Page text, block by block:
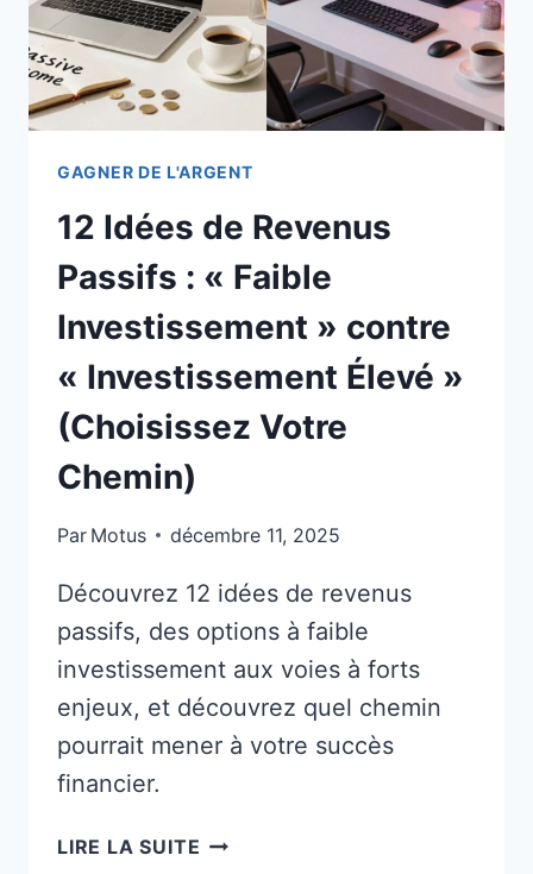
GAGNER DE L'ARGENT
12 Idées de Revenus
Passifs : « Faible
Investissement » contre
« Investissement Élevé »
(Choisissez Votre
Chemin)
Par Motus décembre 11, 2025
Découvrez 12 idées de revenus
passifs, des options à faible
investissement aux voies à forts
enjeux, et découvrez quel chemin
pourrait mener à votre succès
financier.
LIRE LA SUITE 12